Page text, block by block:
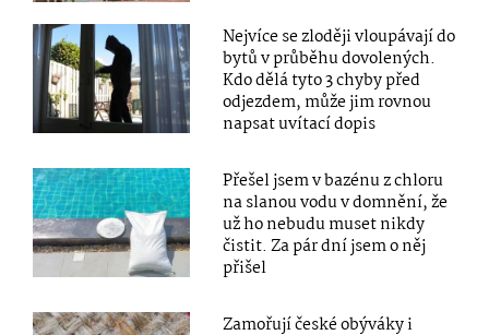
Nejvíce se zloději vloupávají do
bytů v průběhu dovolených.
Kdo dělá tyto 3 chyby před
odjezdem, může jim rovnou
napsat uvítací dopis
Přešel jsem v bazénu z chloru
na slanou vodu v domnění, že
už ho nebudu muset nikdy
čistit. Za pár dní jsem o něj
přišel
Zamořují české obýváky i